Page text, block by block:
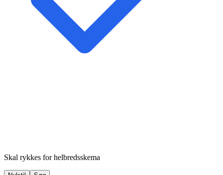
Skal rykkes for helbredsskema